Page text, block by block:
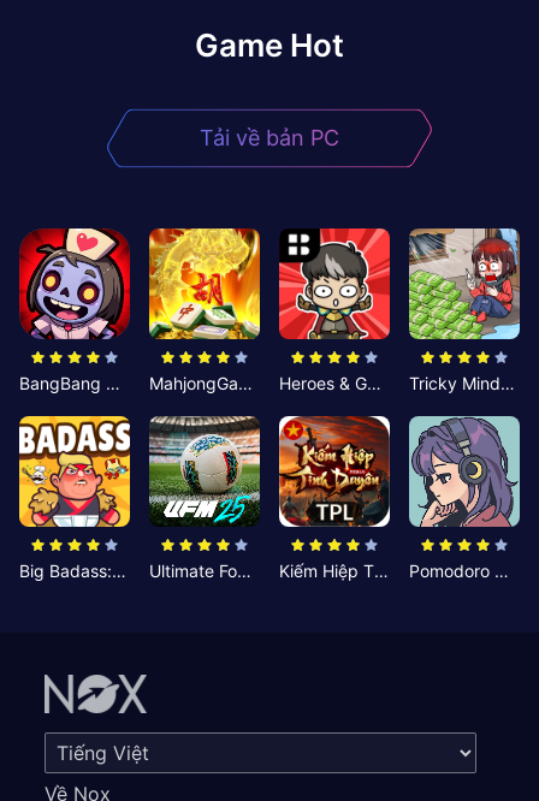
Game Hot
Tải về bản PC
BangBang Zombies:Chiến Shelter MahjongGame Heroes & Gear? Yoink! Tricky Minds: Brainy Puzzle
Big Badass: Game AFK Idle RPG Ultimate Football Manager Kiếm Hiệp Tình Duyên Pomodoro Nhỏ: Giờ Tập Trung
Về Nox